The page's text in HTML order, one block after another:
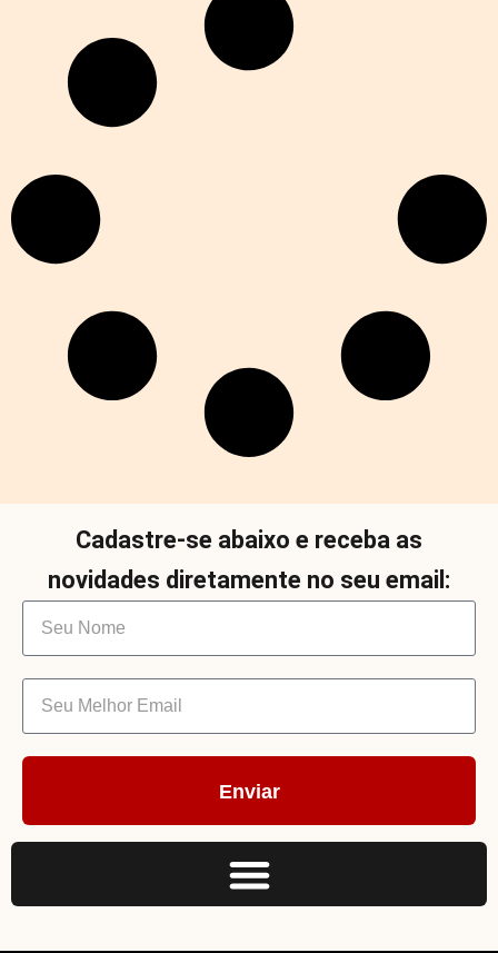
Cadastre-se abaixo e receba as
novidades diretamente no seu email:
Enviar